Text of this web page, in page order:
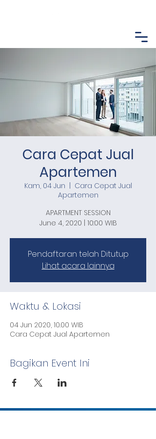
Cara Cepat Jual
Apartemen
Kam, 04 Jun
Cara Cepat Jual
Apartemen
APARTMENT SESSION
June 4, 2020 | 10:00 WIB
Pendaftaran telah Ditutup
Lihat acara lainnya
Waktu & Lokasi
04 Jun 2020, 10.00 WIB
Cara Cepat Jual Apartemen
Bagikan Event Ini